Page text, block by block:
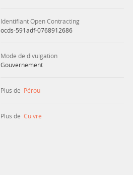
Identifiant Open Contracting
ocds-591adf-0768912686
Mode de divulgation
Gouvernement
Plus de Pérou
Plus de Cuivre